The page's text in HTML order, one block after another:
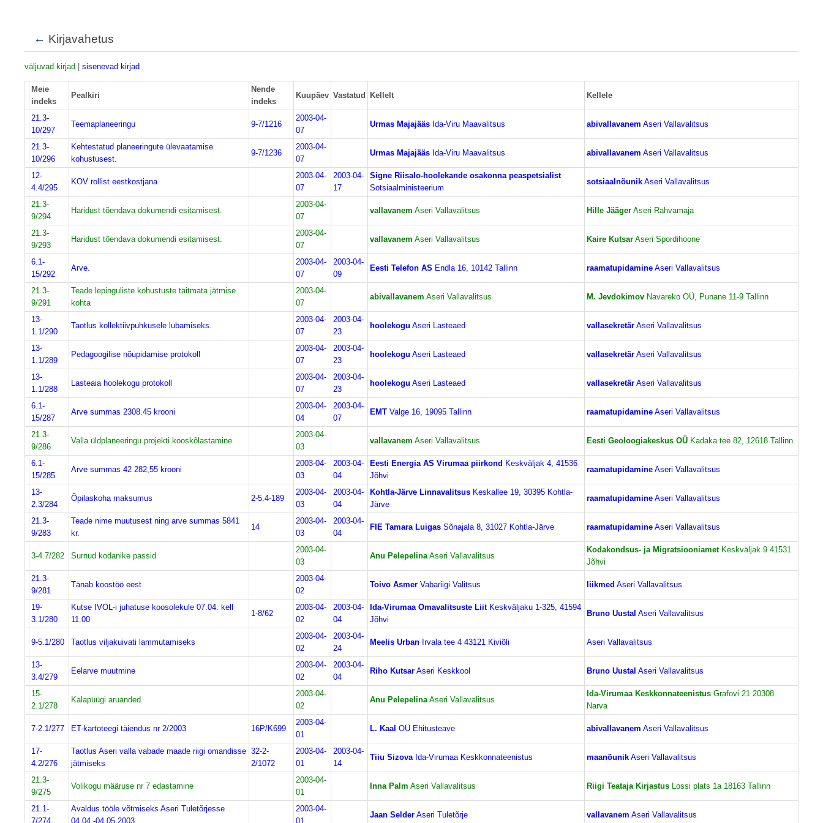
← Kirjavahetus
väljuvad kirjad sisenevad kirjad
Meie
indeks
Pealkiri
Nende
indeks
Kuupäev Vastatud Kellelt Kellele
21.3-
10/297
Teemaplaneeringu 9-7/1216
2003-04-
07
Urmas Majajääs Ida-Viru Maavalitsus abivallavanem Aseri Vallavalitsus
21.3-
10/296
Kehtestatud planeeringute ülevaatamise
kohustusest.
9-7/1236
2003-04-
07
Urmas Majajääs Ida-Viru Maavalitsus abivallavanem Aseri Vallavalitsus
12-
4.4/295
KOV rollist eestkostjana
2003-04-
07
2003-04-
17
Signe Riisalo-hoolekande osakonna peaspetsialist
Sotsiaalministeerium
sotsiaalnõunik Aseri Vallavalitsus
21.3-
9/294
Haridust tõendava dokumendi esitamisest.
2003-04-
07
vallavanem Aseri Vallavalitsus Hille Jääger Aseri Rahvamaja
21.3-
9/293
Haridust tõendava dokumendi esitamisest.
2003-04-
07
vallavanem Aseri Vallavalitsus Kaire Kutsar Aseri Spordihoone
6.1-
15/292
Arve.
2003-04-
07
2003-04-
09
Eesti Telefon AS Endla 16, 10142 Tallinn raamatupidamine Aseri Vallavalitsus
21.3-
9/291
Teade lepinguliste kohustuste täitmata jätmise
kohta
2003-04-
07
abivallavanem Aseri Vallavalitsus M. Jevdokimov Navareko OÜ, Punane 11-9 Tallinn
13-
1.1/290
Taotlus kollektiivpuhkusele lubamiseks.
2003-04-
07
2003-04-
23
hoolekogu Aseri Lasteaed vallasekretär Aseri Vallavalitsus
13-
1.1/289
Pedagoogilise nõupidamise protokoll
2003-04-
07
2003-04-
23
hoolekogu Aseri Lasteaed vallasekretär Aseri Vallavalitsus
13-
1.1/288
Lasteaia hoolekogu protokoll
2003-04-
07
2003-04-
23
hoolekogu Aseri Lasteaed vallasekretär Aseri Vallavalitsus
6.1-
15/287
Arve summas 2308.45 krooni
2003-04-
04
2003-04-
07
EMT Valge 16, 19095 Tallinn raamatupidamine Aseri Vallavalitsus
21.3-
9/286
Valla üldplaneeringu projekti kooskõlastamine
2003-04-
03
vallavanem Aseri Vallavalitsus Eesti Geoloogiakeskus OÜ Kadaka tee 82, 12618 Tallinn
6.1-
15/285
Arve summas 42 282,55 krooni
2003-04-
03
2003-04-
04
Eesti Energia AS Virumaa piirkond Keskväljak 4, 41536
Jõhvi
raamatupidamine Aseri Vallavalitsus
13-
2.3/284
Õpilaskoha maksumus 2-5.4-189
2003-04-
03
2003-04-
04
Kohtla-Järve Linnavalitsus Keskallee 19, 30395 Kohtla-
Järve
raamatupidamine Aseri Vallavalitsus
21.3-
9/283
Teade nime muutusest ning arve summas 5841
kr.
14
2003-04-
03
2003-04-
04
FIE Tamara Luigas Sõnajala 8, 31027 Kohtla-Järve raamatupidamine Aseri Vallavalitsus
3-4.7/282 Surnud kodanike passid
2003-04-
03
Anu PelepelinaAseri Vallavalitsus
Kodakondsus- ja MigratsiooniametKeskväljak 9 41531
Jõhvi
21.3-
9/281
Tänab koostöö eest
2003-04-
02
Toivo Asmer Vabariigi Valitsus liikmed Aseri Vallavalitsus
19-
3.1/280
Kutse IVOL-i juhatuse koosolekule 07.04. kell
11.00
1-8/62
2003-04-
02
2003-04-
04
Ida-Virumaa Omavalitsuste LiitKeskväljaku 1-325, 41594
Jõhvi
Bruno Uustal Aseri Vallavalitsus
9-5.1/280 Taotlus viljakuivati lammutamiseks
2003-04-
02
2003-04-
24
Meelis Urban Irvala tee 4 43121 Kiviõli Aseri Vallavalitsus
13-
3.4/279
Eelarve muutmine
2003-04-
02
2003-04-
04
Riho Kutsar Aseri Keskkool Bruno Uustal Aseri Vallavalitsus
15-
2.1/278
Kalapüügi aruanded
2003-04-
02
Anu PelepelinaAseri Vallavalitsus
Ida-Virumaa Keskkonnateenistus Grafovi 21 20308
Narva
7-2.1/277 ET-kartoteegi täiendus nr 2/2003 16P/K699
2003-04-
01
L. Kaal OÜ Ehitusteave abivallavanem Aseri Vallavalitsus
17-
4.2/276
Taotlus Aseri valla vabade maade riigi omandisse
jätmiseks
32-2-
2/1072
2003-04-
01
2003-04-
14
Tiiu SizovaIda-Virumaa Keskkonnateenistus maanõunik Aseri Vallavalitsus
21.3-
9/275
Volikogu määruse nr 7 edastamine
2003-04-
01
Inna Palm Aseri Vallavalitsus Riigi Teataja Kirjastus Lossi plats 1a 18163 Tallinn
21.1-
7/274
Avaldus tööle võtmiseks Aseri Tuletõrjesse
04.04.-04.05.2003
2003-04-
01
Jaan Selder Aseri Tuletõrje vallavanem Aseri Vallavalitsus